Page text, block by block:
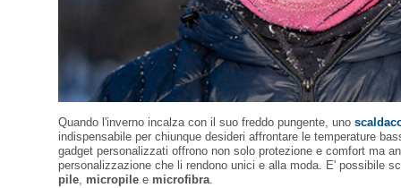
Quando l'inverno incalza con il suo freddo pungente, uno
indispensabile per chiunque desideri affrontare le temperature
gadget personalizzati offrono non solo protezione e comfort ma
personalizzazione che li rendono unici e alla moda. E' possibile
pile, micropile e microfibra.